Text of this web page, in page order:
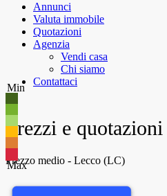
Annunci
Valuta immobile
Quotazioni
Agenzia
Vendi casa
Chi siamo
Contattaci
Prezzi e
Prezzo medio - Lecco (LC)
Min
Max